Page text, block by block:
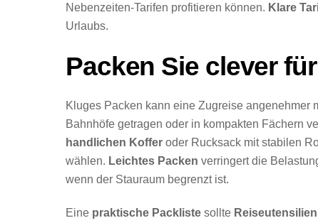
Nebenzeiten-Tarifen profitieren können. Klare
Urlaubs.
Packen Sie clever
Kluges Packen kann eine Zugreise angenehmer
Bahnhöfe getragen oder in kompakten Fächern
handlichen Koffer oder Rucksack mit stabilen
wählen. Leichtes Packen verringert die
wenn der Stauraum begrenzt ist.
Eine praktische Packliste sollte Reiseutensilien